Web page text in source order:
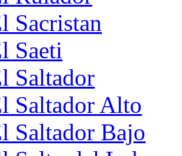
Sacristan
Saeti
Saltador
Saltador Alto
Saltador Bajo